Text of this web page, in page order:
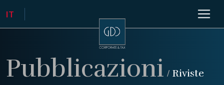
Pubblicazioni / Riviste